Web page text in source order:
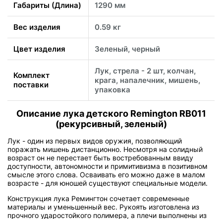
Габариты (Длина) 1290 мм
Вес изделия 0.59 кг
Цвет изделия Зеленый, черный
Комплект
поставки
Лук, стрела - 2 шт, колчан,
крага, напалечник, мишень,
упаковка
Описание лука детского Remington RB011
(рекурсивный, зеленый)
Лук - один из первых видов оружия, позволяющий
поражать мишень дистанционно. Несмотря на солидный
возраст он не перестает быть востребованным ввиду
доступности, автономности и примитивизма в позитивном
смысле этого слова. Осваивать его можно даже в малом
возрасте - для юношей существуют специальные модели.
Конструкция лука Ремингтон сочетает современные
материалы и уменьшенный вес. Рукоять изготовлена из
прочного ударостойкого полимера, а плечи выполнены из